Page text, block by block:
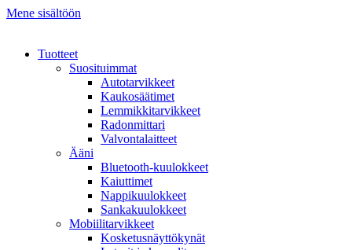
Mene sisältöön
Tuotteet
Suosituimmat
Autotarvikkeet
Kaukosäätimet
Lemmikkitarvikkeet
Radonmittari
Valvontalaitteet
Ääni
Bluetooth-kuulokkeet
Kaiuttimet
Nappikuulokkeet
Sankakuulokkeet
Mobiilitarvikkeet
Kosketusnäyttökynät